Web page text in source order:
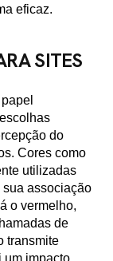
eficaz.
SITES
do
Cores como
utilizadas
associação
o vermelho,
de
transmite